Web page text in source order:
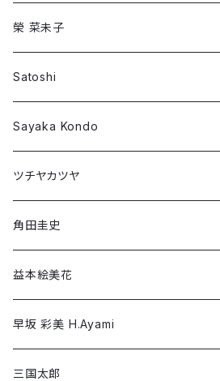
ツチヤカツヤ
角田圭史
益本絵美花
早坂 彩美 H.Ayami
三国太郎
三村あずさ
Yuri SEKI
YOKO FUNAHASHI
Preston Trombly
Robin Dann
William Patterson
Wujian Wang
Long Sleeve T-shirt
Short Sleeve T-shirt
Long Sleeve T-shirt
榮 菜未子
Short Sleeve T-shirt
Long Sleeve T-shirt
Satoshi
Short Sleeve T-shirt
Long Sleeve T-shirt
Sayaka Kondo
Short Sleeve T-shirt
Long Sleeve T-shirt
ツチヤカツヤ
Short Sleeve T-shirt
Long Sleeve T-shirt
角田圭史
Short Sleeve T-shirt
Long Sleeve T-shirt
益本絵美花
Short Sleeve T-shirt
Long Sleeve T-shirt
早坂 彩美 H.Ayami
Short Sleeve T-shirt
三国太郎